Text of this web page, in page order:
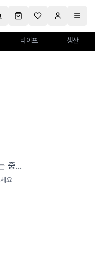
라이프 생산
중...
요